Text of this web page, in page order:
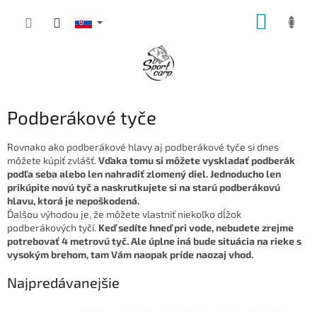
Podberákové tyče
Rovnako ako podberákové hlavy aj podberákové tyče si dnes
môžete kúpiť zvlášť. Vďaka tomu si môžete vyskladať podberák
podľa seba alebo len nahradiť zlomený diel. Jednoducho len
prikúpite novú tyč a naskrutkujete si na starú podberákovú
hlavu, ktorá je nepoškodená.
Ďalšou výhodou je, že môžete vlastniť niekoľko dĺžok
podberákových tyčí. Keď sedíte hneď pri vode, nebudete zrejme
potrebovať 4 metrovú tyč. Ale úplne iná bude situácia na rieke s
vysokým brehom, tam Vám naopak príde naozaj vhod.
Najpredávanejšie